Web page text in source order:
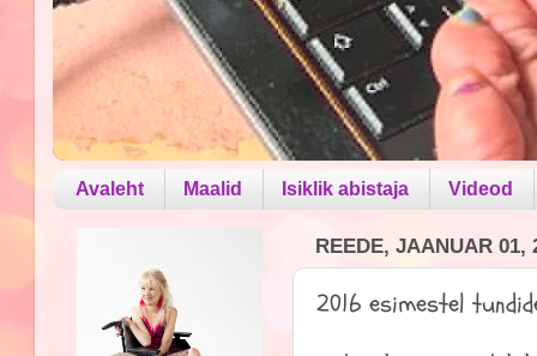
Avaleht Maalid Isiklik abistaja Videod
REEDE, JAANUAR 01,
2016 esimestel